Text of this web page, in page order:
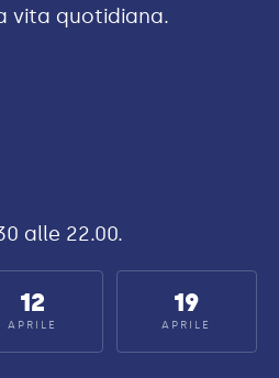
vita quotidiana.
alle 22.00.
12
APRILE
19
APRILE